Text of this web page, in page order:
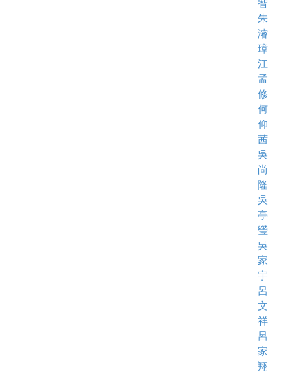
智
朱
濬
璋
江
孟
修
何
仰
茜
吳
尚
隆
吳
亭
瑩
吳
家
宇
呂
文
祥
呂
家
翔